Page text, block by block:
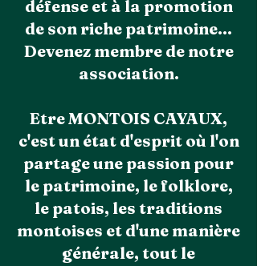
défense et à la promotion
de son riche patrimoine...
Devenez membre de notre
association.
Etre MONTOIS CAYAUX,
c'est un état d'esprit où l'on
partage une passion pour
le patrimoine, le folklore,
le patois, les traditions
montoises et d'une manière
générale, tout le